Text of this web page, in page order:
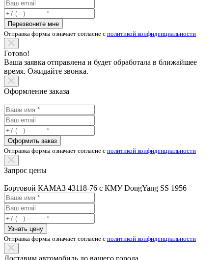
Перезвоните мне
Отправка формы означает согласие с политикой конфиденциальности
Готово!
Ваша заявка отправлена и будет обработала в ближайшее
время. Ожидайте звонка.
Оформление заказа
Оформить заказ
Отправка формы означает согласие с политикой конфиденциальности
Запрос цены
Бортовой КАМАЗ 43118-76 с КМУ DongYang SS 1956
Узнать цену
Отправка формы означает согласие с политикой конфиденциальности
Доставим автомобиль до вашего города